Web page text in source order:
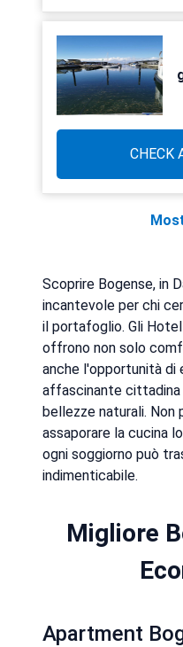
CHECK
Scoprire Bogense, in
incantevole per chi
il portafoglio. Gli
offrono non solo
anche l'opportunità di
affascinante
bellezze naturali. Non
assaporare la cucina
ogni soggiorno può
indimenticabile.
Migliore
Apartment